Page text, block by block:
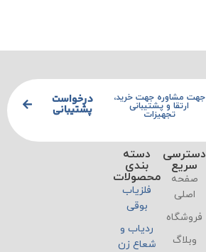
جهت مشاوره جهت خرید،
ارتقا و پشتیبانی
تجهیزات
درخواست
پشتیبانی
دسترسی
سریع
صفحه
اصلی
فروشگاه
وبلاگ
دسته
بندی
محصولات
فلزیاب
بوقی
ردیاب و
شعاع زن